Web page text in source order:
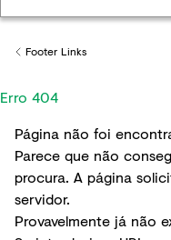
Back to
Footer Links
Erro 404
Página não foi
Parece que não
procura. A página
servidor.
Provavelmente já não